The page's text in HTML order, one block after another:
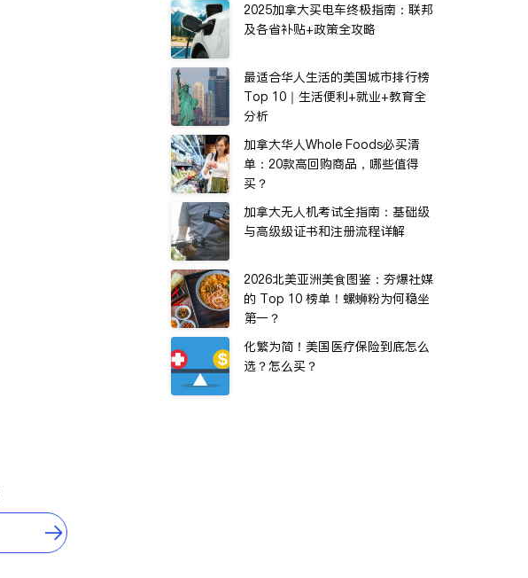
2025加拿大买电车终极指南：联邦
及各省补贴+政策全攻略
最适合华人生活的美国城市排行榜
Top 10｜生活便利+就业+教育全
分析
加拿大华人Whole Foods必买清
单：20款高回购商品，哪些值得
买？
加拿大无人机考试全指南：基础级
与高级级证书和注册流程详解
2026北美亚洲美食图鉴：夯爆社媒
的 Top 10 榜单！螺蛳粉为何稳坐
第一？
化繁为简！美国医疗保险到底怎么
选？怎么买？